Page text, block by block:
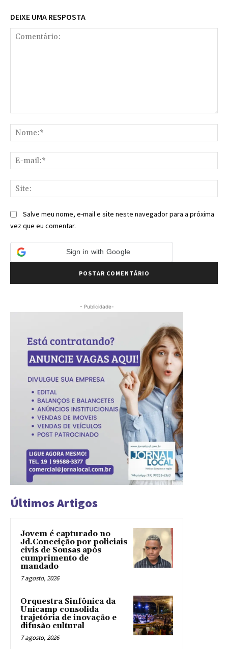
DEIXE UMA RESPOSTA
Salve meu nome, e-mail e site neste navegador para a próxima
vez que eu comentar.
Sign in with Google
- Publicidade-
Últimos Artigos
Jovem é capturado no
Jd.Conceição por policiais
civis de Sousas após
cumprimento de
mandado
7 agosto, 2026
Orquestra Sinfônica da
Unicamp consolida
trajetória de inovação e
difusão cultural
7 agosto, 2026